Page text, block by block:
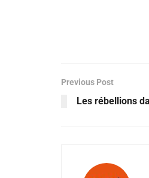
Previous Post
Les rébellions